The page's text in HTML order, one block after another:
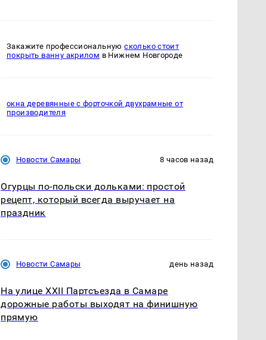
Закажите профессиональнуюсколько стоит
покрыть ванну акрилом в Нижнем Новгороде
окна деревянные с форточкой двухрамные от
производителя
Новости Самары 8 часов назад
Огурцы по‑польски дольками: простой
рецепт, который всегда выручает на
праздник
Новости Самары день назад
На улице XXII Партсъезда в Самаре
дорожные работы выходят на финишную
прямую